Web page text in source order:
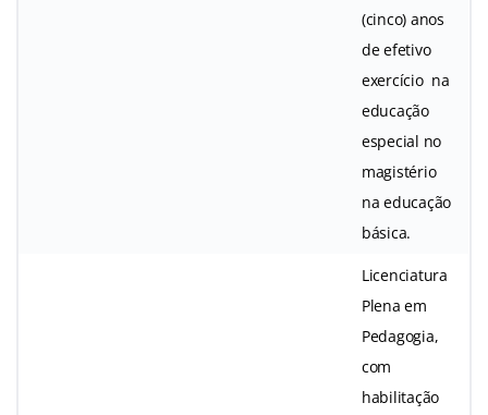
(cinco) anos
de efetivo
exercício na
educação
especial no
magistério
na educação
básica.
Licenciatura
Plena em
Pedagogia,
com
habilitação